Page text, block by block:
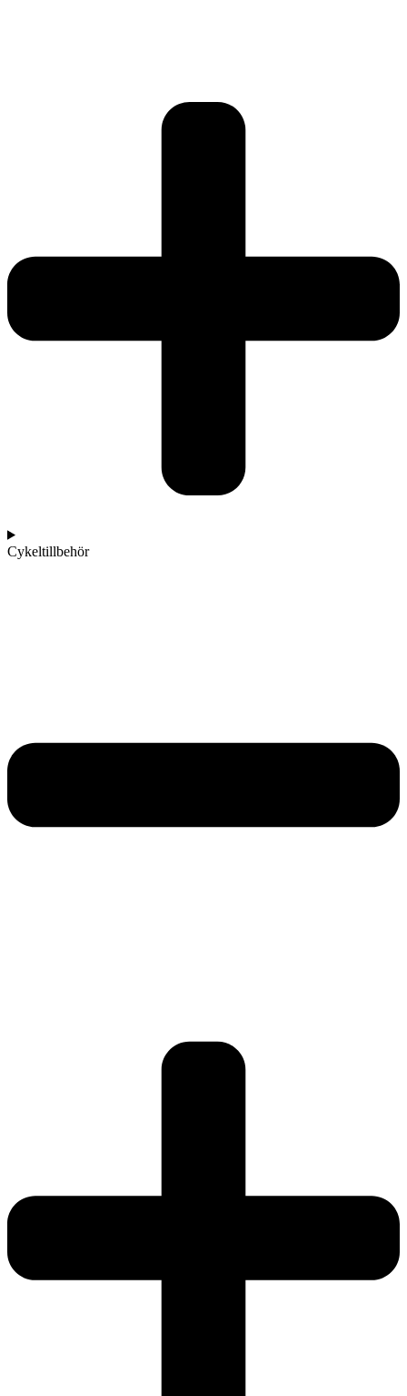
Cykeltillbehör